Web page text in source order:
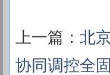
上一篇： 北
协同调控全